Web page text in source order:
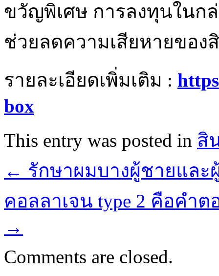
ขวัญพิเศษ การลงทุนในก
ช่วยลดความเสียหายของ
รายละเอียดเพิ่มเติม :
box
This entry was posted in สิ
← รักษาผมบางผู้ชายแล
คอลลาเจน type 2 คือคำ
→
Comments are closed.